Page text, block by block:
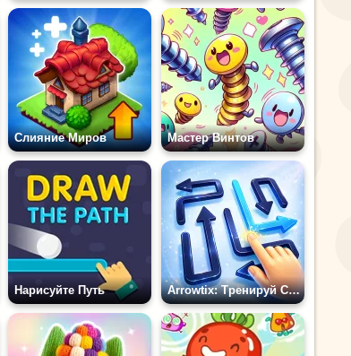
Слияние Миров Мастер Винтов
Нарисуйте Путь Arrowtix: Тренируй Свой Мозг